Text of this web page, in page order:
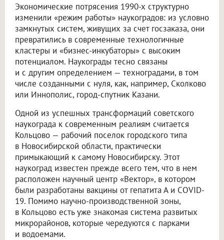
Экономические потрясения 1990-х структурно
изменили «режим работы» наукоградов: из условно
замкнутых систем, живущих за счет госзаказа, они
превратились в современные технологичные
кластеры и «бизнес-инкубаторы» с высоким
потенциалом. Наукограды тесно связаны
и с другим определением — техноградами, в том
числе созданными с нуля, как, например, Сколково
или Иннополис, город-спутник Казани.
Одной из успешных трансформаций советского
наукограда к современным реалиям считается
Кольцово — рабочий поселок городского типа
в Новосибирской области, практически
примыкающий к самому Новосибирску. Этот
наукоград известен прежде всего тем, что в нем
расположен научный центр «Вектор», в котором
были разработаны вакцины от гепатита А и COVID-
19. Помимо научно-производственной зоны,
в Кольцово есть уже знакомая система развитых
микрорайонов, которые чередуются с парками
и водоемами.